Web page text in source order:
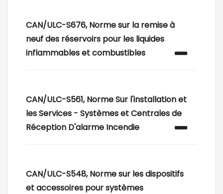
CAN/ULC-S676, Norme sur la remise à
neuf des réservoirs pour les liquides
inflammables et combustibles
CAN/ULC-S561, Norme Sur l'installation et
les Services - Systèmes et Centrales de
Réception D'alarme Incendie
CAN/ULC-S548, Norme sur les dispositifs
et accessoires pour systèmes